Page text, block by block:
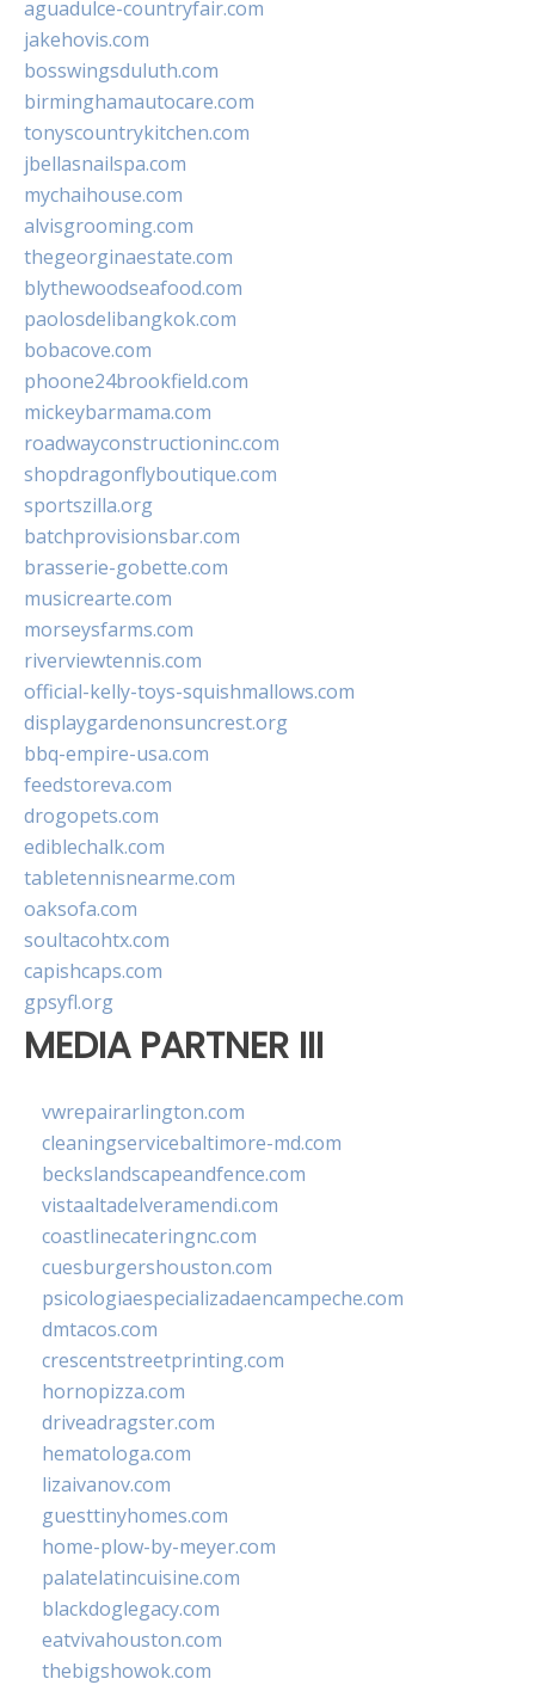
aguadulce-countryfair.com
jakehovis.com
bosswingsduluth.com
birminghamautocare.com
tonyscountrykitchen.com
jbellasnailspa.com
mychaihouse.com
alvisgrooming.com
thegeorginaestate.com
blythewoodseafood.com
paolosdelibangkok.com
bobacove.com
phoone24brookfield.com
mickeybarmama.com
roadwayconstructioninc.com
shopdragonflyboutique.com
sportszilla.org
batchprovisionsbar.com
brasserie-gobette.com
musicrearte.com
morseysfarms.com
riverviewtennis.com
official-kelly-toys-squishmallows.com
displaygardenonsuncrest.org
bbq-empire-usa.com
feedstoreva.com
drogopets.com
ediblechalk.com
tabletennisnearme.com
oaksofa.com
soultacohtx.com
capishcaps.com
gpsyfl.org
MEDIA PARTNER III
vwrepairarlington.com
cleaningservicebaltimore-md.com
beckslandscapeandfence.com
vistaaltadelveramendi.com
coastlinecateringnc.com
cuesburgershouston.com
psicologiaespecializadaencampeche.com
dmtacos.com
crescentstreetprinting.com
hornopizza.com
driveadragster.com
hematologa.com
lizaivanov.com
guesttinyhomes.com
home-plow-by-meyer.com
palatelatincuisine.com
blackdoglegacy.com
eatvivahouston.com
thebigshowok.com